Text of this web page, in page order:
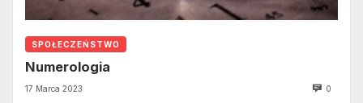
SPOŁECZEŃSTWO
Numerologia
17 Marca 2023 0